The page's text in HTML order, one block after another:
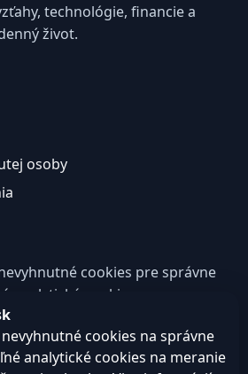
technológie, financie a
život.
osoby
cookies pre správne
analytické cookies na
používateľskej skúsenosti.
cookies na správne
analytické cookies na meranie